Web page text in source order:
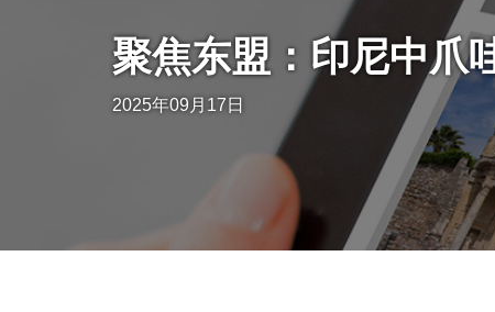
聚焦东盟：印尼中爪
2025年09月17日